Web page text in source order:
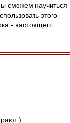
сможем научиться
этого
- настоящего
)